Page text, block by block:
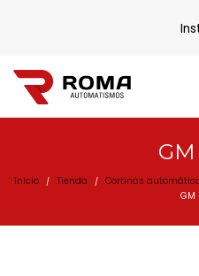
GM
Inicio / Tienda / Cortinas
GM